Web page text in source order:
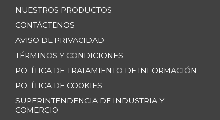
NUESTROS PRODUCTOS
CONTÁCTENOS
AVISO DE PRIVACIDAD
TÉRMINOS Y CONDICIONES
POLÍTICA DE TRATAMIENTO DE INFORMACIÓN
POLÍTICA DE COOKIES
SUPERINTENDENCIA DE INDUSTRIA Y
COMERCIO